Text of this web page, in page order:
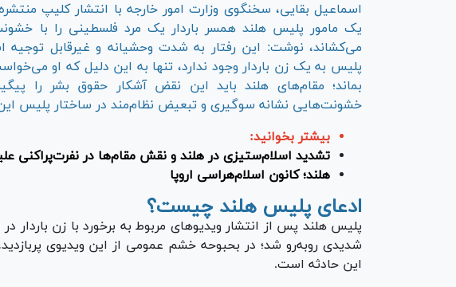
اسماعیل بقایی، سخنگوی وزارت امور خارجه با انتشار کلیپ
یک مامور پلیس هلند همسر باردار یک مرد فلسطینی را با
می‌کشاند، نوشت: این رفتار به شدت وحشیانه و غیرقابل
پلیس به یک زن باردار وجود ندارد، تنها به این دلیل که او
بماند؛ مقام‌های هلند باید این نقض آشکار حقوق بشر را
خشونت‌هایی نشانه سوگیری و تبعیض نظام‌مند در ساختار پلیس
بیشتر بخوانید:
تشدید اسلام‌ستیزی در هلند و نقش مقام‌ها در نفرت‌پراکنی
هلند؛ کانون اسلام‌هراسی اروپا
ادعای پلیس هلند چیست؟
پلیس هلند پس از انتشار ویدیوهای مربوط به برخورد با زن باردار
شدیدی رو‌به‌رو شد؛ در بحبوحه خشم عمومی از این ویدیوی
این حادثه است.